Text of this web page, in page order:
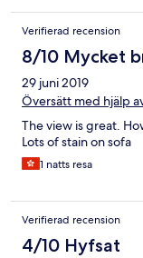
Verifierad recension
8/10 Mycket
29 juni 2019
Översätt med hjälp
The view is great.
Lots of stain on sofa
1 natts resa
Verifierad recension
4/10 Hyfsat